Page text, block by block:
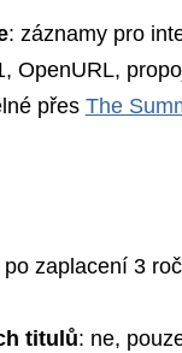
: záznamy pro
OpenURL,
přes The
zaplacení 3
titulů: ne,